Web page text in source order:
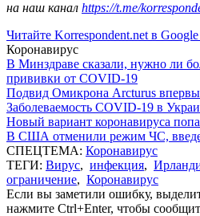
на наш канал https://t.me/
Читайте Korrespondent.net в
Коронавирус
В Минздраве сказали, нужно ли
прививки от COVID-19
Подвид Омикрона Arcturus
Заболеваемость COVID-19 в
Новый вариант коронавируса
В США отменили режим ЧС,
СПЕЦТЕМА: Коронавирус
ТЕГИ: Вирус, инфекция,
ограничение, Коронавирус
Если вы заметили ошибку,
нажмите Ctrl+Enter, чтобы